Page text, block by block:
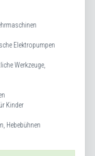
Elektropumpen
Werkzeuge,
Kinder
Hebebühnen